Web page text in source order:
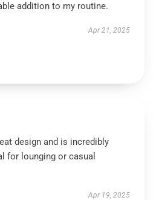
addition to my routine.
Apr 21, 2025
design and is incredibly
for lounging or casual
Apr 19, 2025